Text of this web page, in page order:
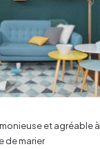
et agréable à
de marier